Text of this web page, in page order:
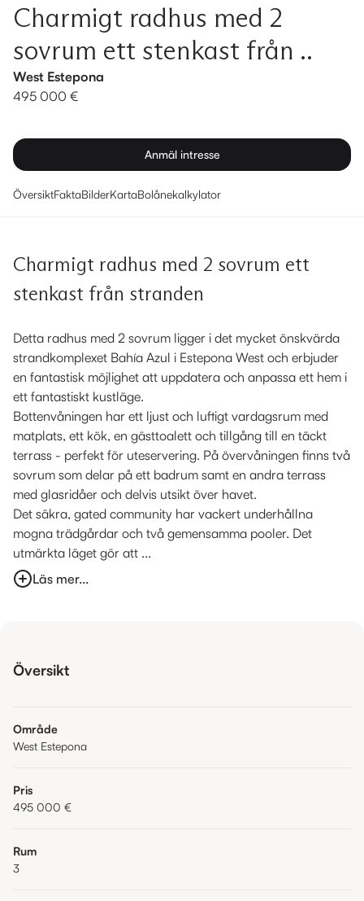
Charmigt radhus med 2
sovrum ett stenkast från ..
West Estepona
495 000 €
Anmäl intresse
ÖversiktFaktaBilderKartaBolånekalkylator
Charmigt radhus med 2 sovrum ett
stenkast från stranden
Detta radhus med 2 sovrum ligger i det mycket önskvärda
strandkomplexet Bahía Azul i Estepona West och erbjuder
en fantastisk möjlighet att uppdatera och anpassa ett hem i
ett fantastiskt kustläge.
Bottenvåningen har ett ljust och luftigt vardagsrum med
matplats, ett kök, en gästtoalett och tillgång till en täckt
terrass - perfekt för uteservering. På övervåningen finns två
sovrum som delar på ett badrum samt en andra terrass
med glasridåer och delvis utsikt över havet.
Det säkra, gated community har vackert underhållna
mogna trädgårdar och två gemensamma pooler. Det
utmärkta läget gör att ...
Läs mer...
Översikt
Område
West Estepona
Pris
495 000 €
Rum
3